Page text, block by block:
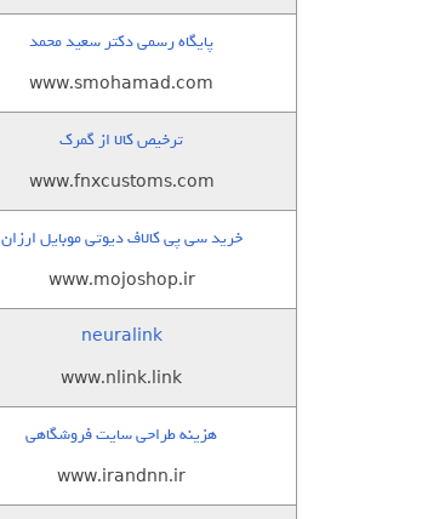
پایگاه رسمی دکتر سعید محمد
www.smohamad.com
ترخیص کالا از گمرک
www.fnxcustoms.com
خرید سی پی کالاف دیوتی موبایل ارزان
www.mojoshop.ir
neuralink
www.nlink.link
هزینه طراحی سایت فروشگاهی
www.irandnn.ir